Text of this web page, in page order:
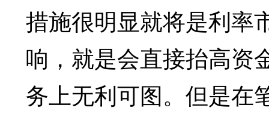
措施很明显就将是利率
响，就是会直接抬高资
务上无利可图。但是在